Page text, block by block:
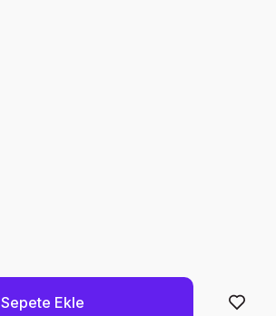
Sepete Ekle